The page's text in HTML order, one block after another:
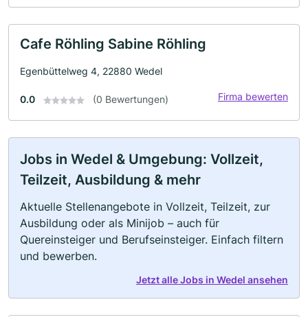
Cafe Röhling Sabine Röhling
Egenbüttelweg 4, 22880 Wedel
0.0 (0 Bewertungen) Firma bewerten
Jobs in Wedel & Umgebung: Vollzeit,
Teilzeit, Ausbildung & mehr
Aktuelle Stellenangebote in Vollzeit, Teilzeit, zur
Ausbildung oder als Minijob – auch für
Quereinsteiger und Berufseinsteiger. Einfach filtern
und bewerben.
Jetzt alle Jobs in Wedel ansehen